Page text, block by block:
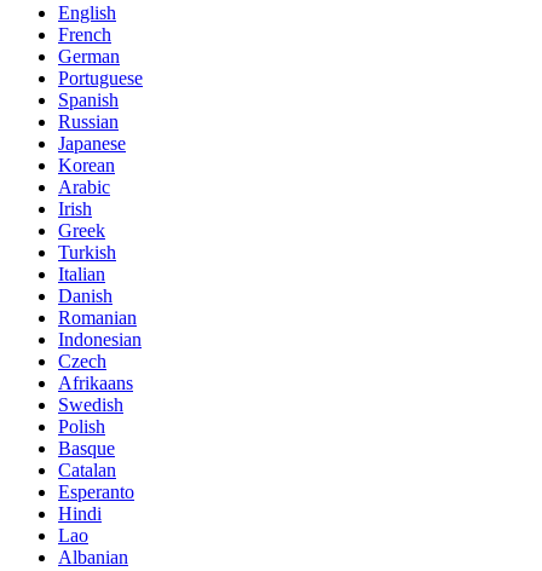
English
French
German
Portuguese
Spanish
Russian
Japanese
Korean
Arabic
Irish
Greek
Turkish
Italian
Danish
Romanian
Indonesian
Czech
Afrikaans
Swedish
Polish
Basque
Catalan
Esperanto
Hindi
Lao
Albanian